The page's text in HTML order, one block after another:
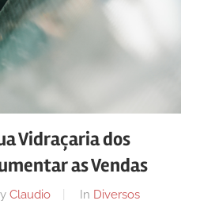
Vidraçaria dos
as Vendas
Claudio In Diversos